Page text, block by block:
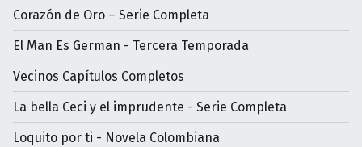
Corazón de Oro – Serie Completa
El Man Es German - Tercera Temporada
Vecinos Capítulos Completos
La bella Ceci y el imprudente - Serie Completa
Loquito por ti - Novela Colombiana